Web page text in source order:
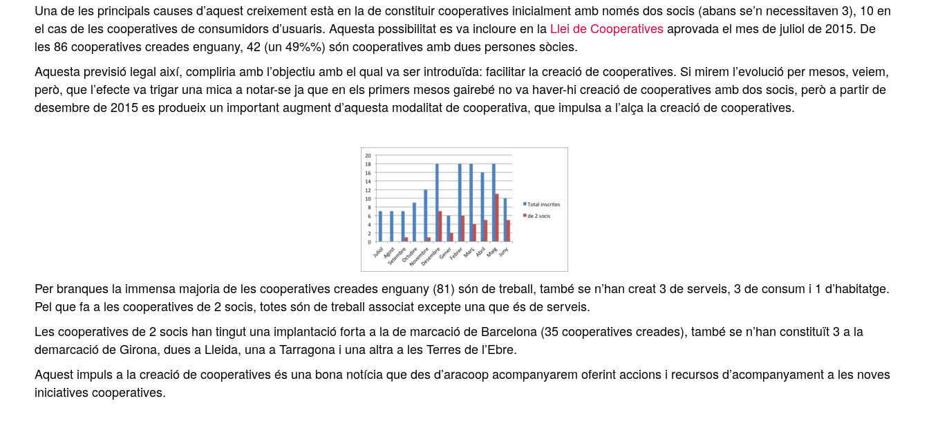
Una de les principals causes d’aquest creixement està en la de constituir cooperatives inicialment amb només dos socis (abans se’n necessitaven 3), 10 en
el cas de les cooperatives de consumidors d’usuaris. Aquesta possibilitat es va incloure en la Llei de Cooperativesaprovada el mes de juliol de 2015. De
les 86 cooperatives creades enguany, 42 (un 49%%) són cooperatives amb dues persones sòcies.
Aquesta previsió legal així, compliria amb l’objectiu amb el qual va ser introduïda: facilitar la creació de cooperatives. Si mirem l’evolució per mesos, veiem,
però, que l’efecte va trigar una mica a notar-se ja que en els primers mesos gairebé no va haver-hi creació de cooperatives amb dos socis, però a partir de
desembre de 2015 es produeix un important augment d’aquesta modalitat de cooperativa, que impulsa a l’alça la creació de cooperatives.
Per branques la immensa majoria de les cooperatives creades enguany (81) són de treball, també se n’han creat 3 de serveis, 3 de consum i 1 d’habitatge.
Pel que fa a les cooperatives de 2 socis, totes són de treball associat excepte una que és de serveis.
Les cooperatives de 2 socis han tingut una implantació forta a la de marcació de Barcelona (35 cooperatives creades), també se n’han constituït 3 a la
demarcació de Girona, dues a Lleida, una a Tarragona i una altra a les Terres de l’Ebre.
Aquest impuls a la creació de cooperatives és una bona notícia que des d’aracoop acompanyarem oferint accions i recursos d’acompanyament a les noves
iniciatives cooperatives.